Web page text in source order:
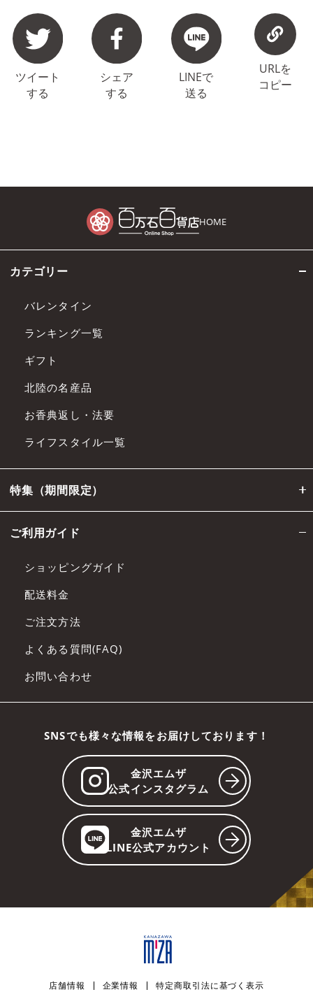
ツイート
する
シェア
する
LINEで
送る
URLを
コピー
HOME
カテゴリー
バレンタイン
ランキング一覧
ギフト
北陸の名産品
お香典返し・法要
ライフスタイル一覧
特集（期間限定）
ご利用ガイド
ショッピングガイド
配送料金
ご注文方法
よくある質問(FAQ)
お問い合わせ
SNSでも様々な情報をお届けしております！
金沢エムザ
公式インスタグラム
金沢エムザ
LINE公式アカウント
店舗情報 企業情報 特定商取引法に基づく表示